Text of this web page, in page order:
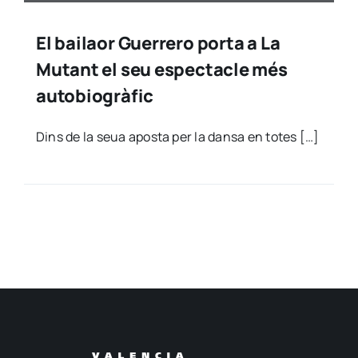
El bailaor Guerrero porta a La
Mutant el seu espectacle més
autobiogràfic
Dins de la seua apos­ta per la dan­sa en totes […]